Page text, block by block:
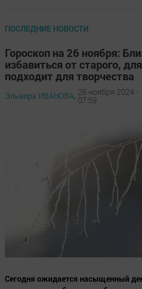
ПОСЛЕДНИЕ НОВОСТИ
Гороскоп на 26 ноября:
избавиться от старого,
подходит для творчества
Эльвира ИВАНОВА, 26 ноября 2024 -
07:59
Сегодня ожидается насыщенный